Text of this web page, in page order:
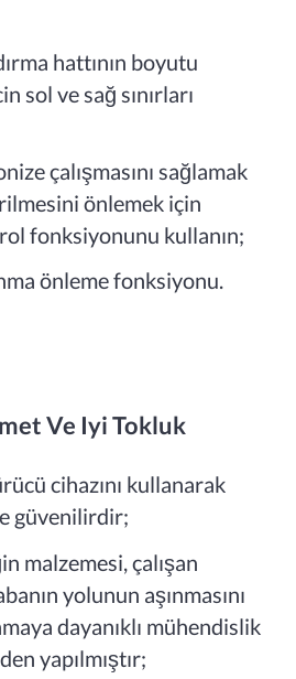
hattının boyutu
sol ve sağ sınırları
çalışmasını sağlamak
önlemek için
fonksiyonunu kullanın;
önleme fonksiyonu.
Ve Iyi Tokluk
cihazını kullanarak
güvenilirdir;
malzemesi, çalışan
yolunun aşınmasını
dayanıklı mühendislik
yapılmıştır;